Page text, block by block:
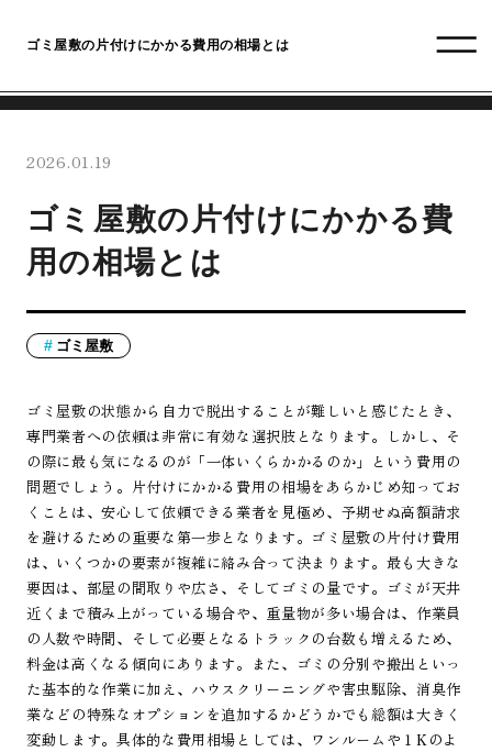
ゴミ屋敷の片付けにかかる費用の相場とは
2026.01.19
ゴミ屋敷の片付けにかかる費
用の相場とは
ゴミ屋敷
ゴミ屋敷の状態から自力で脱出することが難しいと感じたとき、
専門業者への依頼は非常に有効な選択肢となります。しかし、そ
の際に最も気になるのが「一体いくらかかるのか」という費用の
問題でしょう。片付けにかかる費用の相場をあらかじめ知ってお
くことは、安心して依頼できる業者を見極め、予期せぬ高額請求
を避けるための重要な第一歩となります。ゴミ屋敷の片付け費用
は、いくつかの要素が複雑に絡み合って決まります。最も大きな
要因は、部屋の間取りや広さ、そしてゴミの量です。ゴミが天井
近くまで積み上がっている場合や、重量物が多い場合は、作業員
の人数や時間、そして必要となるトラックの台数も増えるため、
料金は高くなる傾向にあります。また、ゴミの分別や搬出といっ
た基本的な作業に加え、ハウスクリーニングや害虫駆除、消臭作
業などの特殊なオプションを追加するかどうかでも総額は大きく
変動します。具体的な費用相場としては、ワンルームや１Kのよ